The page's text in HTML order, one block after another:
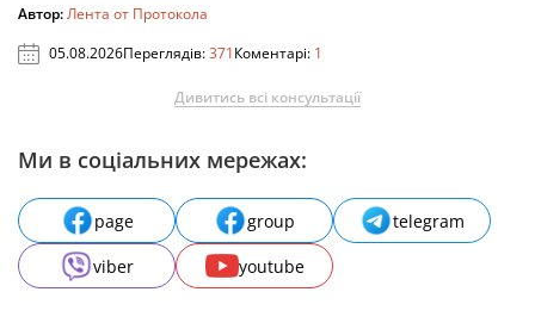
Автор:Лента от Протокола
05.08.2026Переглядів:371Коментарі: 1
Дивитись всі консультації
Ми в соціальних мережах:
page group
telegram
viber
youtube